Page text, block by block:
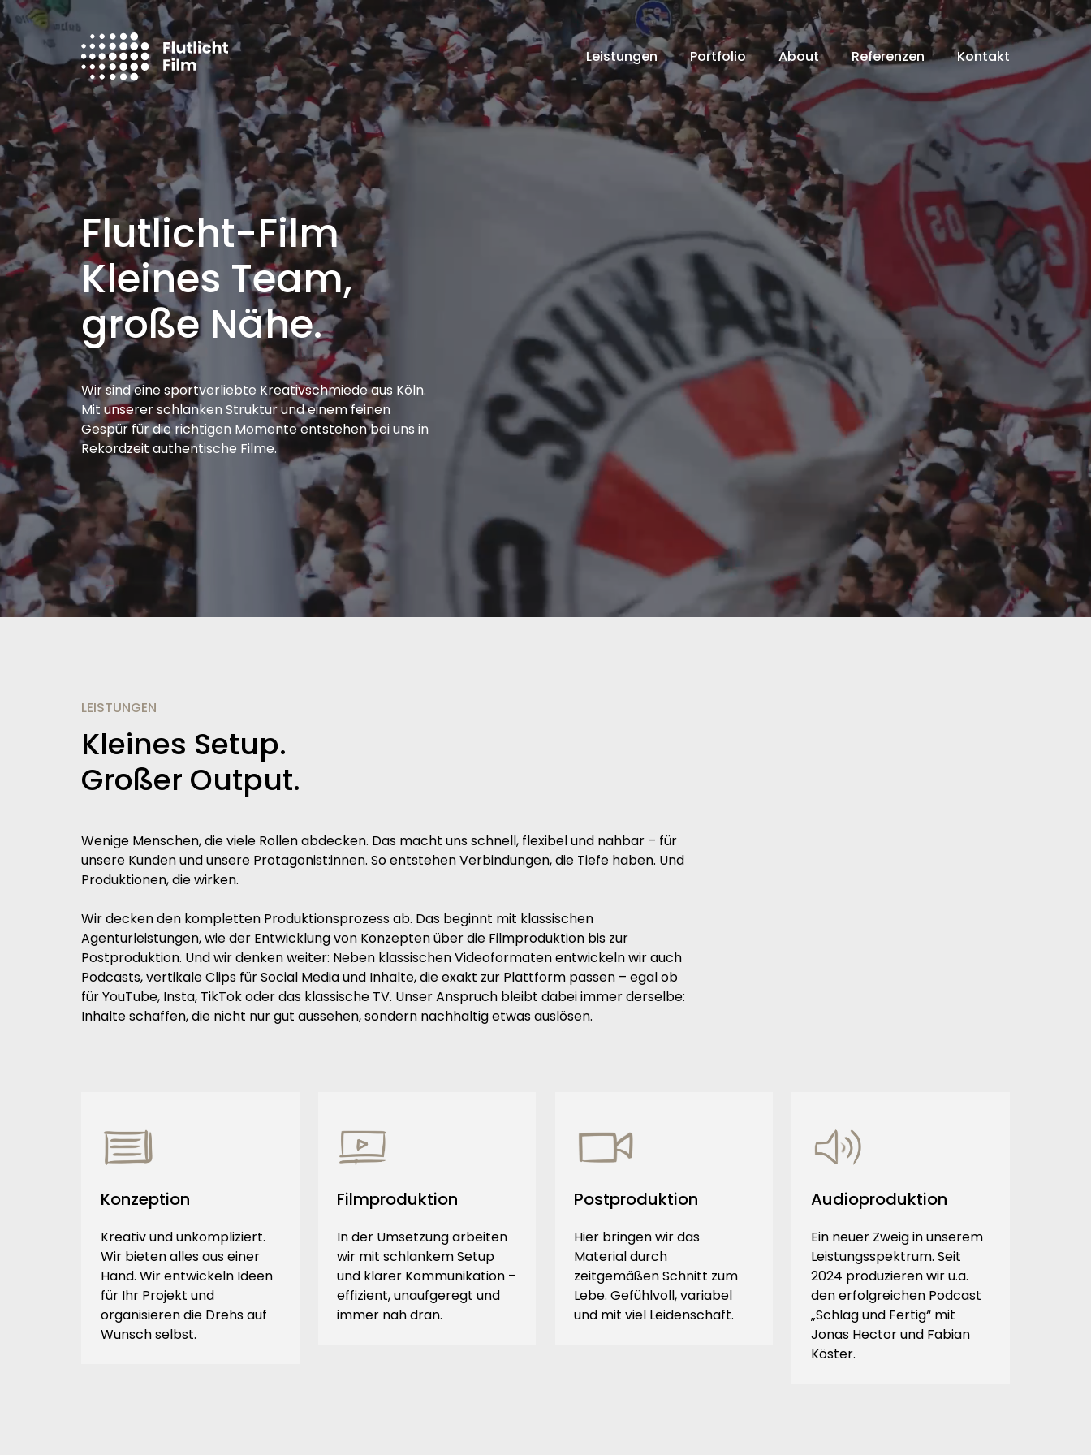
Skip
to
main
content
Leistungen Portfolio About Referenzen Kontakt
Flutlicht-Film
Kleines Team,
große Nähe.
Wir sind eine sportverliebte Kreativschmiede aus Köln.
Mit unserer schlanken Struktur und einem feinen
Gespür für die richtigen Momente entstehen bei uns in
Rekordzeit authentische Filme.
LEISTUNGEN
Kleines Setup.
Großer Output.
Wenige Menschen, die viele Rollen abdecken. Das macht uns schnell, flexibel und nahbar – für
unsere Kunden und unsere Protagonist:innen. So entstehen Verbindungen, die Tiefe haben. Und
Produktionen, die wirken.
Wir decken den kompletten Produktionsprozess ab. Das beginnt mit klassischen
Agenturleistungen, wie der Entwicklung von Konzepten über die Filmproduktion bis zur
Postproduktion. Und wir denken weiter: Neben klassischen Videoformaten entwickeln wir auch
Podcasts, vertikale Clips für Social Media und Inhalte, die exakt zur Plattform passen – egal ob
für YouTube, Insta, TikTok oder das klassische TV. Unser Anspruch bleibt dabei immer derselbe:
Inhalte schaffen, die nicht nur gut aussehen, sondern nachhaltig etwas auslösen.
Konzeption
Kreativ und unkompliziert.
Wir bieten alles aus einer
Hand. Wir entwickeln Ideen
für Ihr Projekt und
organisieren die Drehs auf
Wunsch selbst.
Filmproduktion
In der Umsetzung arbeiten
wir mit schlankem Setup
und klarer Kommunikation –
effizient, unaufgeregt und
immer nah dran.
Postproduktion
Hier bringen wir das
Material durch
zeitgemäßen Schnitt zum
Lebe. Gefühlvoll, variabel
und mit viel Leidenschaft.
Audioproduktion
Ein neuer Zweig in unserem
Leistungsspektrum. Seit
2024 produzieren wir u.a.
den erfolgreichen Podcast
„Schlag und Fertig“ mit
Jonas Hector und Fabian
Köster.